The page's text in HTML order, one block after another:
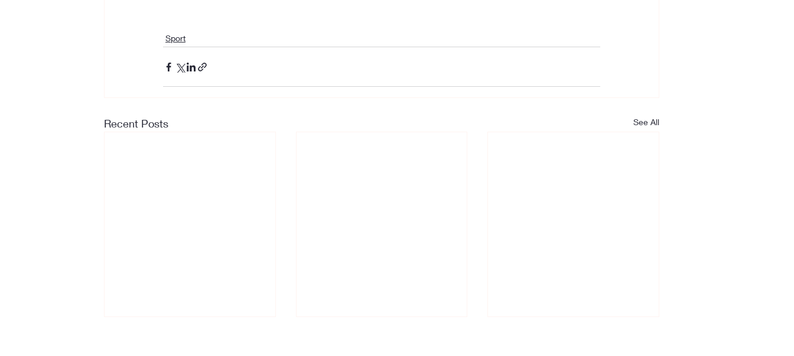
Sport
Recent Posts See All